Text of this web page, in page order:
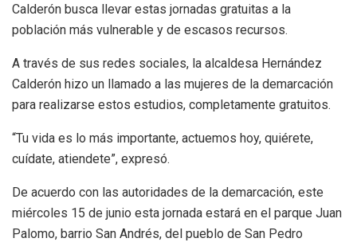
Calderón busca llevar estas jornadas gratuitas a la
población más vulnerable y de escasos recursos.
A través de sus redes sociales, la alcaldesa Hernández
Calderón hizo un llamado a las mujeres de la demarcación
para realizarse estos estudios, completamente gratuitos.
“Tu vida es lo más importante, actuemos hoy, quiérete,
cuídate, atiendete”, expresó.
De acuerdo con las autoridades de la demarcación, este
miércoles 15 de junio esta jornada estará en el parque Juan
Palomo, barrio San Andrés, del pueblo de San Pedro